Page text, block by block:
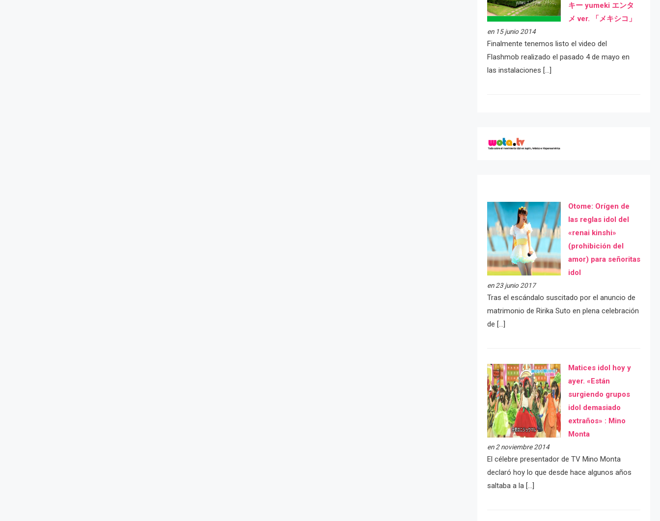
キー yumeki エンタ
メ ver. 「メキシコ」
en 15 junio 2014
Finalmente tenemos listo el video del
Flashmob realizado el pasado 4 de mayo en
las instalaciones […]
Otome: Orígen de
las reglas idol del
«renai kinshi»
(prohibición del
amor) para señoritas
idol
en 23 junio 2017
Tras el escándalo suscitado por el anuncio de
matrimonio de Ririka Suto en plena celebración
de […]
Matices idol hoy y
ayer. «Están
surgiendo grupos
idol demasiado
extraños» : Mino
Monta
en 2 noviembre 2014
El célebre presentador de TV Mino Monta
declaró hoy lo que desde hace algunos años
saltaba a la […]